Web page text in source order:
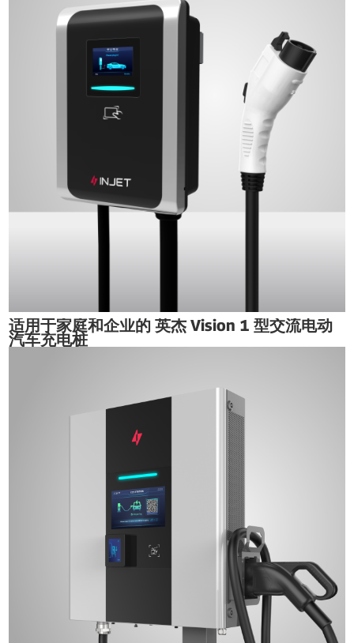
适用于家庭和企业的 英杰 Vision 1 型交流电动
汽车充电桩